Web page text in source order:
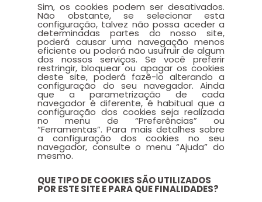
Sim, os cookies podem ser desativados.
Não obstante, se selecionar esta
configuração, talvez não possa aceder a
determinadas partes do nosso site,
poderá causar uma navegação menos
eficiente ou poderá não usufruir de algum
dos nossos serviços. Se você preferir
restringir, bloquear ou apagar os cookies
deste site, poderá fazê-lo alterando a
configuração do seu navegador. Ainda
que a parametrização de cada
navegador é diferente, é habitual que a
configuração dos cookies seja realizada
no menu de “Preferências” ou
“Ferramentas”. Para mais detalhes sobre
a configuração dos cookies no seu
navegador, consulte o menu “Ajuda” do
mesmo.
QUE TIPO DE COOKIES SÃO UTILIZADOS
POR ESTE SITE E PARA QUE FINALIDADES?